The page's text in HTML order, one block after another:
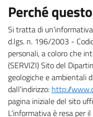
Perché
Si tratta di
d.lgs. n. 196/2003 -
personali, a coloro che
(SERVIZI) Sito del
geologiche e ambientali
dall'indirizzo: http://
pagina iniziale del sito
L'informativa è resa per